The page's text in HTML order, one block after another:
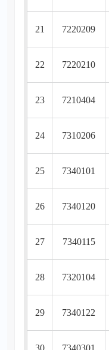
21 7220209
22 7220210
23 7210404
24 7310206
25 7340101
26 7340120
27 7340115
28 7320104
29 7340122